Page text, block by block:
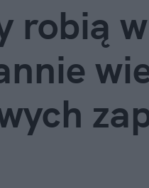
robią